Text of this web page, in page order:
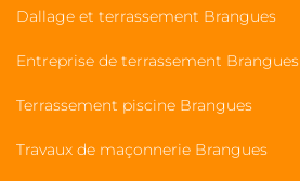
Dallage et terrassement Brangues
Entreprise de terrassement Brangues
Terrassement piscine Brangues
Travaux de maçonnerie Brangues